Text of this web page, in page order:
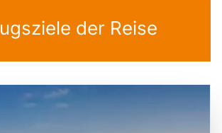
der Reise